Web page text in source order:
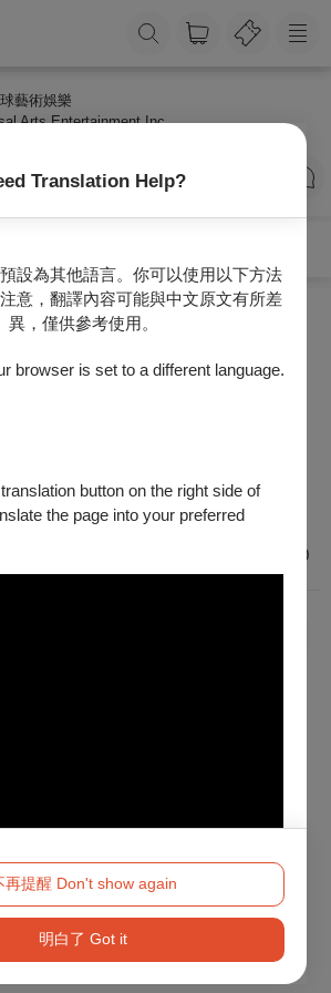
Translation Help?
設為其他語言。你可以使用以下方法
意，翻譯內容可能與中文原文有所差
異，僅供參考使用。
browser is set to a different language.
button on the right side of
the page into your preferred
再提醒 Don't show again
明白了 Got it
藝術娛樂
Arts Entertainment Inc.
訂閱
年齡 6歲以上觀賞，未滿12歲需家長陪同
$880 - $4,680